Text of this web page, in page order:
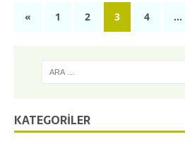
« 1 2 3 4 …
KATEGORILER